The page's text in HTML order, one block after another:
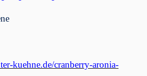
kuehne.de/cranberry-aronia-